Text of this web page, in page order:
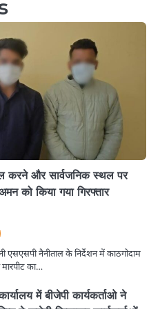
करने और सार्वजनिक स्थल पर
को किया गया गिरफ्तार
एसएसपी नैनीताल के निर्देशन में काठगोदाम
मारपीट का…
में बीजेपी कार्यकर्ताओ ने